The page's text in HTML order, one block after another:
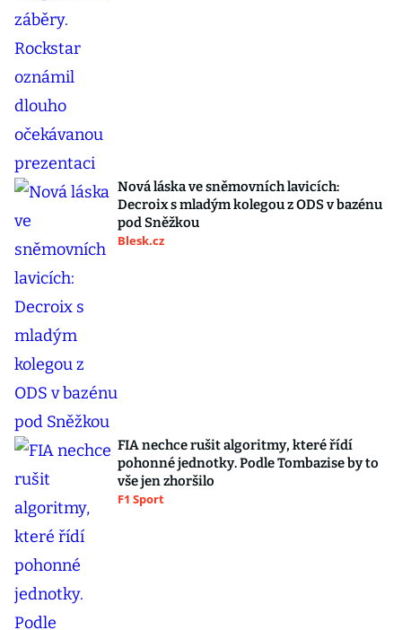
Nová láska ve sněmovních lavicích:
Decroix s mladým kolegou z ODS v bazénu
pod Sněžkou
Blesk.cz
FIA nechce rušit algoritmy, které řídí
pohonné jednotky. Podle Tombazise by to
vše jen zhoršilo
F1 Sport